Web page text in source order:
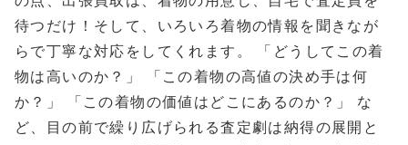
待つだけ！そして、いろいろ着物の情報を聞きなが
らで丁寧な対応をしてくれます。 「どうしてこの着
物は高いのか？」 「この着物の高値の決め手は何
か？」 「この着物の価値はどこにあるのか？」 な
ど、目の前で繰り広げられる査定劇は納得の展開と